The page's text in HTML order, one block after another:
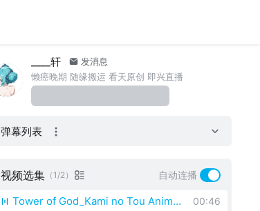
____轩
发消息
懒癌晚期 随缘搬运 看天原创 即兴直播
弹幕列表
视频选集 （1/2） 自动连播
Tower of God_Kami no Tou Anime
00:46